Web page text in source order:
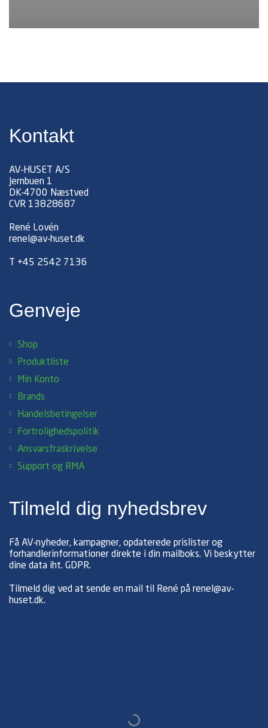
Kontakt
AV-HUSET A/S
Jernbuen 1
DK-4700 Næstved
CVR 13828687
René Lovén
renel@av-huset.dk
+45 2542 7136
Genveje
Shop
Produktliste
Min Konto
Brands
Handelsbetingelser
Fortrolighedspolitik
Ansvarsfraskrivelse
Support og RMA
Tilmeld dig nyhedsbrev
Få AV-nyheder, kampagner, opdaterede prislister og
forhandlerinformationer direkte i din mailboks. Vi beskytter
dine data iht. GDPR.
Tilmeld dig ved at sende en mail til René på renel@av-
huset.dk.